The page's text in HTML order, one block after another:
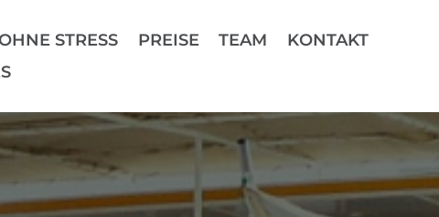
STRESS PREISE TEAM
KONTAKT